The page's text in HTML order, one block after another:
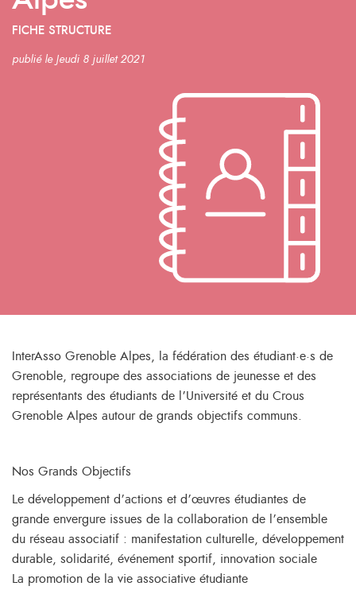
FICHE STRUCTURE
publié le Jeudi 8 juillet 2021
InterAsso Grenoble Alpes, la fédération des étudiant·e·s de
Grenoble, regroupe des associations de jeunesse et des
représentants des étudiants de l’Université et du Crous
Grenoble Alpes autour de grands objectifs communs.
Nos Grands Objectifs
Le développement d’actions et d’œuvres étudiantes de
grande envergure issues de la collaboration de l’ensemble
du réseau associatif : manifestation culturelle, développement
durable, solidarité, événement sportif, innovation sociale
La promotion de la vie associative étudiante